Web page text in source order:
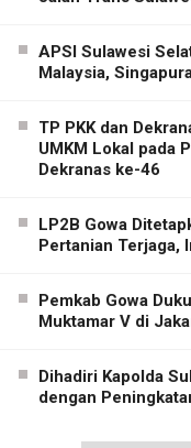
APSI Sulawesi
Malaysia,
TP PKK dan
UMKM Lokal pada
Dekranas ke-46
LP2B Gowa
Pertanian Terjaga,
Pemkab Gowa
Muktamar V di
Dihadiri Kapolda
dengan